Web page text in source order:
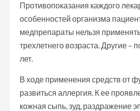
Противопоказания каждого
особенностей организма
медпрепараты нельзя
трехлетнего возраста. Другие –
лет.
В ходе применения средств от
развиться аллергия. К ее
кожная сыпь, зуд, раздражение